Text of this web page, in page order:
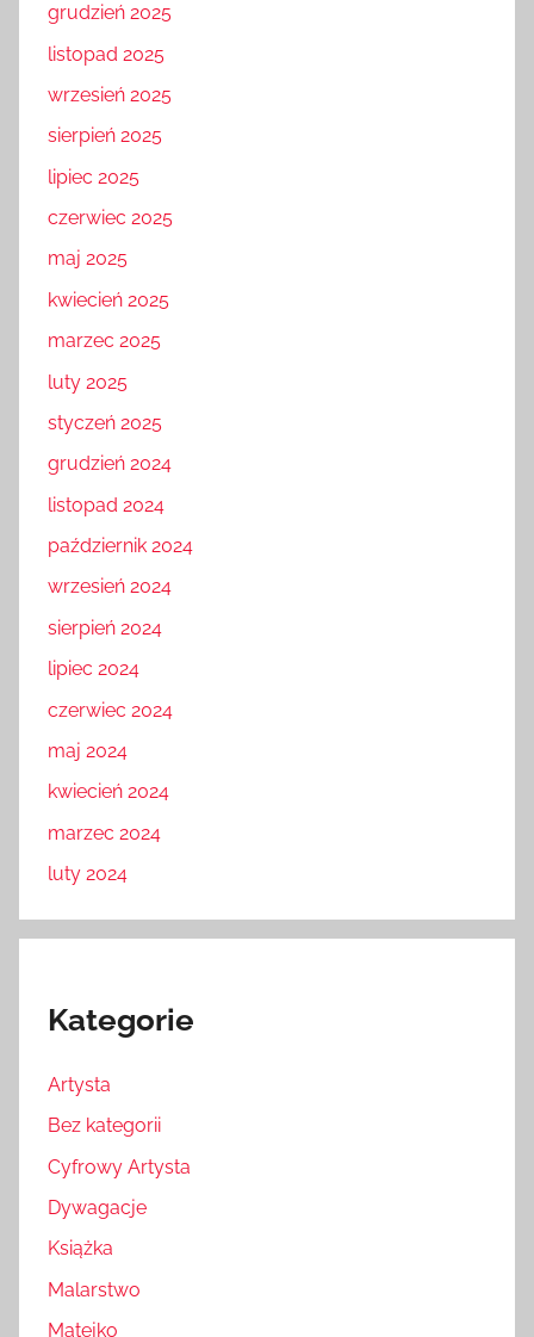
grudzień 2025
listopad 2025
wrzesień 2025
sierpień 2025
lipiec 2025
czerwiec 2025
maj 2025
kwiecień 2025
marzec 2025
luty 2025
styczeń 2025
grudzień 2024
listopad 2024
październik 2024
wrzesień 2024
sierpień 2024
lipiec 2024
czerwiec 2024
maj 2024
kwiecień 2024
marzec 2024
luty 2024
Kategorie
Artysta
Bez kategorii
Cyfrowy Artysta
Dywagacje
Książka
Malarstwo
Matejko